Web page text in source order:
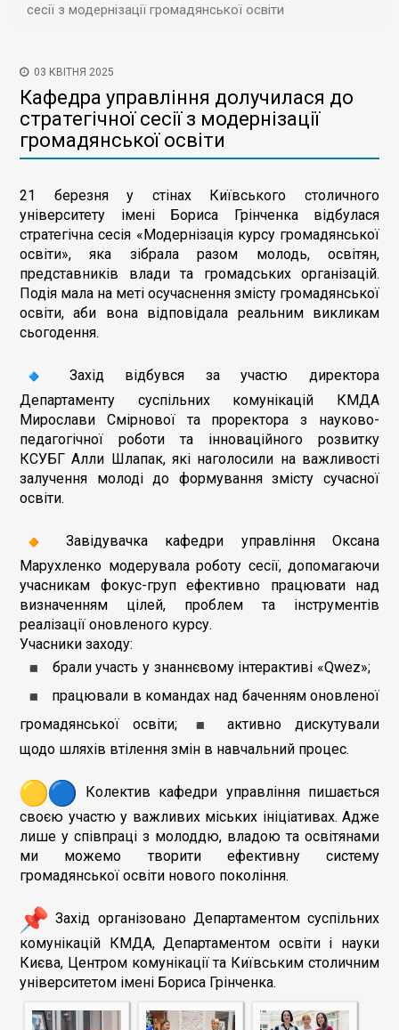
сесії з модернізації громадянської освіти
03 КВІТНЯ 2025
Кафедра управління долучилася до
стратегічної сесії з модернізації
громадянської освіти
21 березня у стінах Київського столичного
університету імені Бориса Грінченка відбулася
стратегічна сесія «Модернізація курсу громадянської
освіти», яка зібрала разом молодь, освітян,
представників влади та громадських організацій.
Подія мала на меті осучаснення змісту громадянської
освіти, аби вона відповідала реальним викликам
сьогодення.
Захід відбувся за участю директора
Департаменту суспільних комунікацій КМДА
Мирослави Смірнової та проректора з науково-
педагогічної роботи та інноваційного розвитку
КСУБГ Алли Шлапак, які наголосили на важливості
залучення молоді до формування змісту сучасної
освіти.
Завідувачка кафедри управління Оксана
Марухленко модерувала роботу сесії, допомагаючи
учасникам фокус-груп ефективно працювати над
визначенням цілей, проблем та інструментів
реалізації оновленого курсу.
Учасники заходу:
брали участь у знаннєвому інтерактиві «Qwez»;
працювали в командах над баченням оновленої
громадянської освіти;
активно дискутували
щодо шляхів втілення змін в навчальний процес.
Колектив кафедри управління пишається
своєю участю у важливих міських ініціативах. Адже
лише у співпраці з молоддю, владою та освітянами
ми можемо творити ефективну систему
громадянської освіти нового покоління.
Захід організовано Департаментом суспільних
комунікацій КМДА, Департаментом освіти і науки
Києва, Центром комунікації та Київським столичним
університетом імені Бориса Грінченка.